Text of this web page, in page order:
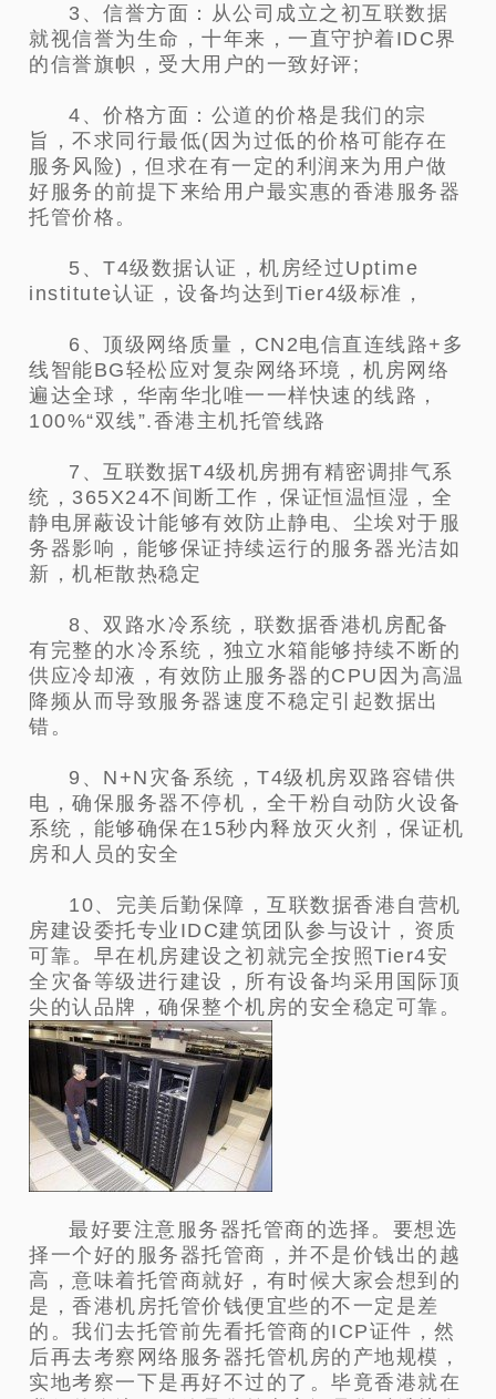
3、信誉方面：从公司成立之初互联数据
就视信誉为生命，十年来，一直守护着IDC界
的信誉旗帜，受大用户的一致好评;
4、价格方面：公道的价格是我们的宗
旨，不求同行最低(因为过低的价格可能存在
服务风险)，但求在有一定的利润来为用户做
好服务的前提下来给用户最实惠的香港服务器
托管价格。
5、T4级数据认证，机房经过Uptime
institute认证，设备均达到Tier4级标准，
6、顶级网络质量，CN2电信直连线路+多
线智能BG轻松应对复杂网络环境，机房网络
遍达全球，华南华北唯一一样快速的线路，
100%“双线”.香港主机托管线路
7、互联数据T4级机房拥有精密调排气系
统，365X24不间断工作，保证恒温恒湿，全
静电屏蔽设计能够有效防止静电、尘埃对于服
务器影响，能够保证持续运行的服务器光洁如
新，机柜散热稳定
8、双路水冷系统，联数据香港机房配备
有完整的水冷系统，独立水箱能够持续不断的
供应冷却液，有效防止服务器的CPU因为高温
降频从而导致服务器速度不稳定引起数据出
错。
9、N+N灾备系统，T4级机房双路容错供
电，确保服务器不停机，全干粉自动防火设备
系统，能够确保在15秒内释放灭火剂，保证机
房和人员的安全
10、完美后勤保障，互联数据香港自营机
房建设委托专业IDC建筑团队参与设计，资质
可靠。早在机房建设之初就完全按照Tier4安
全灾备等级进行建设，所有设备均采用国际顶
尖的认品牌，确保整个机房的安全稳定可靠。
最好要注意服务器托管商的选择。要想选
择一个好的服务器托管商，并不是价钱出的越
高，意味着托管商就好，有时候大家会想到的
是，香港机房托管价钱便宜些的不一定是差
的。我们去托管前先看托管商的ICP证件，然
后再去考察网络服务器托管机房的产地规模，
实地考察一下是再好不过的了。毕竟香港就在